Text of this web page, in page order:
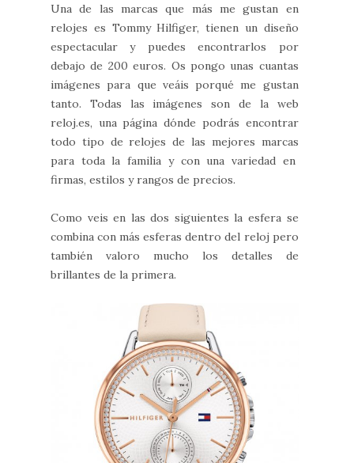
Una de las marcas que más me gustan en
relojes es Tommy Hilfiger, tienen un diseño
espectacular y puedes encontrarlos por
debajo de 200 euros. Os pongo unas cuantas
imágenes para que veáis porqué me gustan
tanto. Todas las imágenes son de la web
reloj.es, una página dónde podrás encontrar
todo tipo de relojes de las mejores marcas
para toda la familia y con una variedad en
firmas, estilos y rangos de precios.
Como veis en las dos siguientes la esfera se
combina con más esferas dentro del reloj pero
también valoro mucho los detalles de
brillantes de la primera.